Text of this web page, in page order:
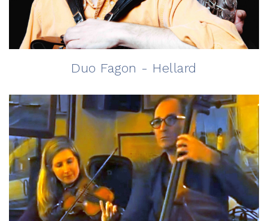
Duo Fagon - Hellard